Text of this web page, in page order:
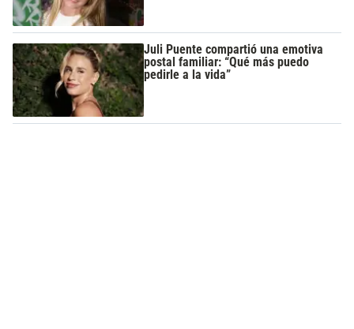
Juli Puente compartió una emotiva
postal familiar: “Qué más puedo
pedirle a la vida”